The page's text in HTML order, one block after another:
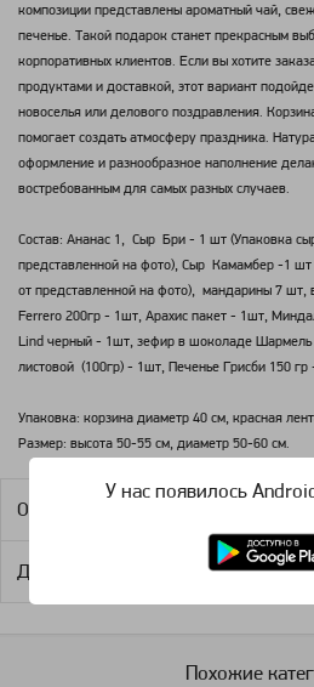
композиции представлены ароматный чай,
печенье. Такой подарок станет прекрасным
корпоративных клиентов. Если вы хотите
продуктами и доставкой, этот вариант
новоселья или делового поздравления.
помогает создать атмосферу праздника.
оформление и разнообразное наполнение
востребованным для самых разных случаев.
Состав: Ананас 1, Сыр Бри - 1 шт (Упаковка
представленной на фото), Сыр Камамбер -1 шт
от представленной на фото), мандарины 7 шт,
Ferrero 200гр - 1шт, Арахис пакет - 1шт,
Lind черный - 1шт, зефир в шоколаде
листовой (100гр) - 1шт, Печенье Грисби 150 гр
Упаковка: корзина диаметр 40 см, красная
Размер: высота 50-55 см, диаметр 50-60 см.
Оплата
Доставка
Похожие
У нас появилось